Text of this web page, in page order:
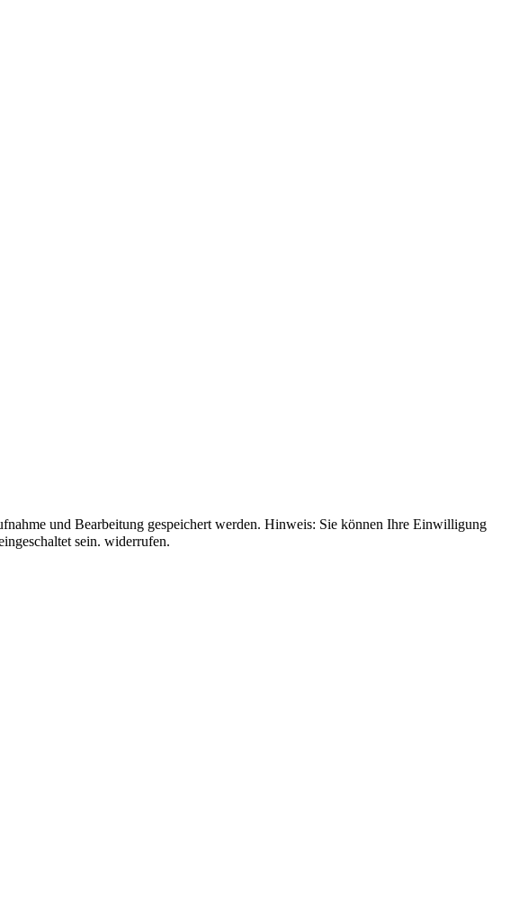
sein. widerrufen.